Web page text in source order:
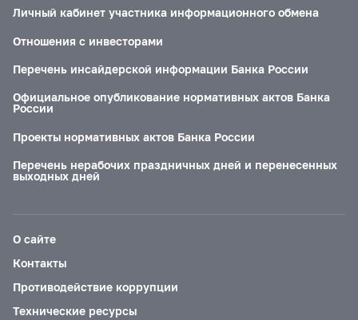
Личный кабинет участника информационного обмена
Отношения с инвесторами
Перечень инсайдерской информации Банка России
Официальное опубликование нормативных актов Банка
России
Проекты нормативных актов Банка России
Перечень нерабочих праздничных дней и перенесенных
выходных дней
О сайте
Контакты
Противодействие коррупции
Технические ресурсы